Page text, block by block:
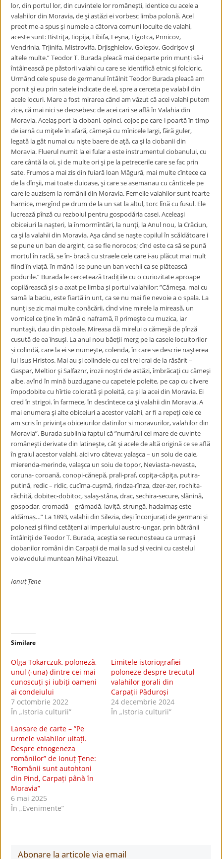
lor, din portul lor, din cuvintele lor româneşti, identice cu acele a
valahilor din Moravia, de şi astăzi ei vorbesc limba polonă. Acel
preot me-a spus şi numele a câtorva comuni locuite de valahi,
aceste sunt: Bistriţa, Iiopija, Libifa, Leşna, Ligotca, Pnnicov,
Vendrinia, Trjinifa, Mistrovifa, Drjisghielov, Goleşov, Godrişov şi
altele multe.” Teodor T. Burada pleacă mai departe prin munți să-i
întâlnească pe păstorii valahi cu care se identifică etnic și folcloric.
Urmând cele spuse de germanul întâlnit Teodor Burada pleacă am
pornit şi eu prin satele indicate de el, spre a cerceta pe valabil din
acele locuri. Mare a fost mirarea când am văzut că acei valahi putem
zice, că mai nici se deosebesc de acei cari se află în Valahia din
Moravia. Acelaş port la ciobani, opinci, cojoc pe care-l poartă în timp
de iarnă cu miţele în afară, cămeşă cu mînicele largi, fără guler,
legată la gât numai cu nişte baere de aţă, ca şi la ciobanii din
Moravia. Fluerul numit la ei fular a este instrumentul ciobanului, cu
care cântă la oi, şi de multe ori şi pe la petrecerile care se fac prin
sate. Frumos a mai zis din fuiară loan Măgură, mai multe cîntece ca
de la dînşii, mai toate duioase, şi care se asemanau cu cânticele pe
care le auzisem la românii din Moravia. Femeile valahilor sunt foarte
harnice, mergînd pe drum de la un sat la altul, torc lînă cu fusul. Ele
lucrează pînză cu rezboiul pentru gospodăria casei. Aceleaşi
obiceiuri la naşteri, la înmormîntări, la nunţi, la Anul nou, la Crăciun,
ca şi la valahii din Moravia. Aşa când se naşte copilul în scăldătoare i
se pune un ban de argint, ca se fie norocos; cînd este ca să se pună
mortul în raclă, se în- bracă cu straele cele care i-au plăcut mai mult
fiind în viaţă, în mână i se pune un ban vechii ca se plătească
podurile.” Burada le cercetează tradițiile cu o curiozitate aproape
copilărească și s-a axat pe limba și portul valahilor: ”Cămeşa, mai cu
samă la baciu, este fiartă in unt, ca se nu mai fie nevoie a o spala. La
nunţi se zic mai multe conăcării, cînd vine mirele la mireasă, un
vornicel ce ţine în mână o naframă, îl primeşte cu muzica, iar
nuntaşii, dau din pistoale. Mireasa dă mirelui o cămeşă de pînză
cusută de ea însuşi. La anul nou băeţii merg pe la casele locuitorilor
și colindă, care la ei se numeşte, colenda, în care se descrie naşterea
lui Isus Hristos. Mai au şi colindele cu cei trei crai de la răsărit –
Gaspar, Meltior şi Salfaznr, irozii noştri de astăzi, îmbrăcaţi cu cămeşi
albe. avînd în mină buzdugane cu capetele poleite, pe cap cu clivere
împodobite cu hîrtie colorată şi poleită, ca şi la acei din Moravia. Ei
cred în strigoi. în farmece, în descîntece ca şi valahii din Moravia. A
mai enumera şi alte obiceiuri a acestor valahi, ar fi a repeţi cele ce
am scris în privinţa obiceiurilor datinilor si moravurilor, valahilor din
Moravia”. Burada sublinia faptul că ”numărul cel mare de cuvinte
româneşti derivate din latineşte, cât şi acele de altă origină ce se află
în graiul acestor valahi, aici vro câteva: yalaşca – un soiu de oaie,
mierenda-merinde, valaşca un soiu de topor, Neviasta-nevasta,
coruna- coroană, conopi-cănepă, prali-praf, copiţa-căpiţa, putira-
putină, redic – ridic, cucîma-cuşmă, rindza-rînza, dzer-zer, rochita-
răchită, dobitec-dobitoc, salaş-stâna, drac, sechira-secure, slănină,
gospodar, cromadă – grămadă, laviță, strungă, hadalmaș este
aldămaș…” La 1893, valahii din Silezia, deși înconjurați de germani și
polonezi și fiind cetățeni ai imperiului austro-ungar, prin bătrânii
întâlniți de Teodor T. Burada, aceștia se recunoșteau ca urmașii
ciobanilor români din Carpații de mai la sud și vecini cu castelul
voievodului muntean Mihai Viteazul.
Ionuț Țene
Similare
Olga Tokarczuk, poloneză,
unul (-una) dintre cei mai
cunoscuți și iubiți oameni
ai condeiului
7 octombrie 2022
În „Istoria culturii”
Limitele istoriografiei
poloneze despre trecutul
valahilor gorali din
Carpații Păduroși
24 decembrie 2024
În „Istoria culturii”
Lansare de carte – ”Pe
urmele valahilor uitați.
Despre etnogeneza
românilor” de Ionuț Țene:
”Românii sunt autohtoni
din Pind, Carpați până în
Moravia”
6 mai 2025
În „Evenimente”
Abonare la articole via email